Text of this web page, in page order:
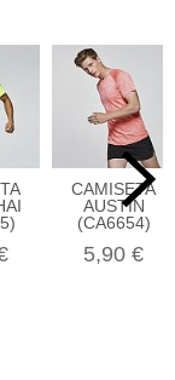
CAMISETA
AUSTIN
(CA6654)
5,90 €